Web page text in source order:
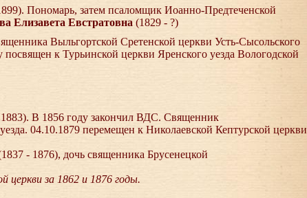
Пономарь, затем псаломщик Иоанно-Предтеченской
Елизавета Евстратовна (1829 - ?)
Выльгортской Сретенской церкви Усть-Сысольского
к Турьинской церкви Яренского уезда Вологодской
В 1856 году закончил ВДС. Священник
04.10.1879 перемещен к Николаевской Кептурской церкви
- 1876), дочь священника Брусенецкой
церкви за 1862 и 1876 годы.